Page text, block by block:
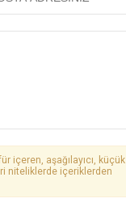
içeren, aşağılayıcı, küçük
niteliklerde içeriklerden